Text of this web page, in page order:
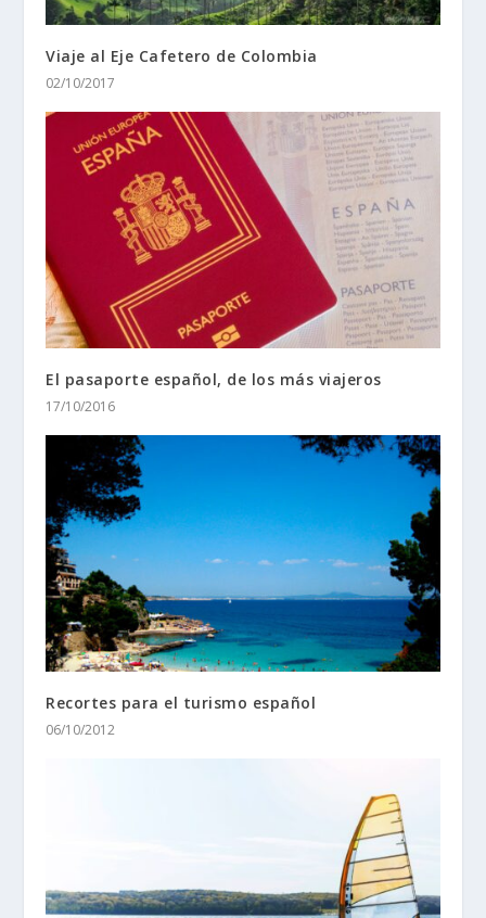
Viaje al Eje Cafetero de Colombia
02/10/2017
El pasaporte español, de los más viajeros
17/10/2016
Recortes para el turismo español
06/10/2012